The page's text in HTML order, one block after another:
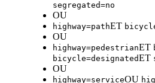
segregated=no
OU
highway=pathET
OU
highway=pedestrianET
bicycle=designatedET
OU
highway=serviceOU